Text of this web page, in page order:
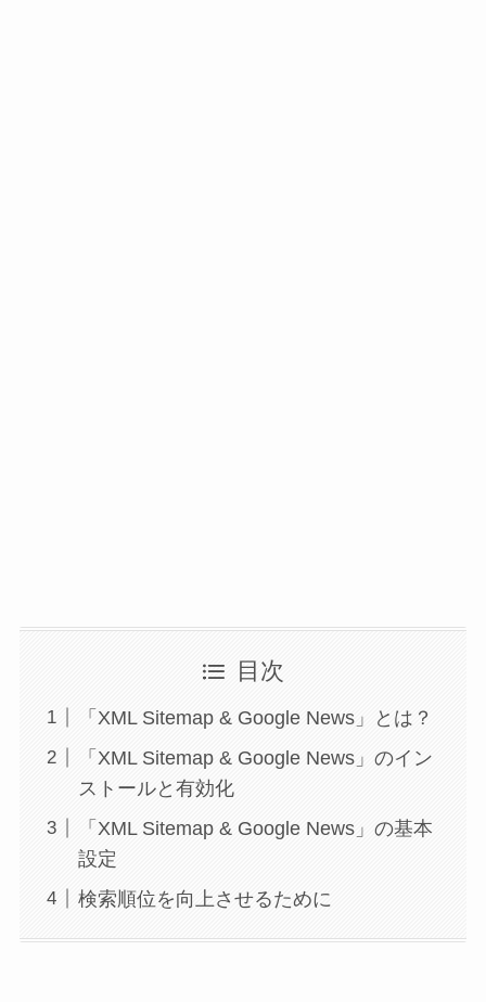
目次
「XML Sitemap & Google News」とは？
「XML Sitemap & Google News」のイン
ストールと有効化
「XML Sitemap & Google News」の基本
設定
検索順位を向上させるために